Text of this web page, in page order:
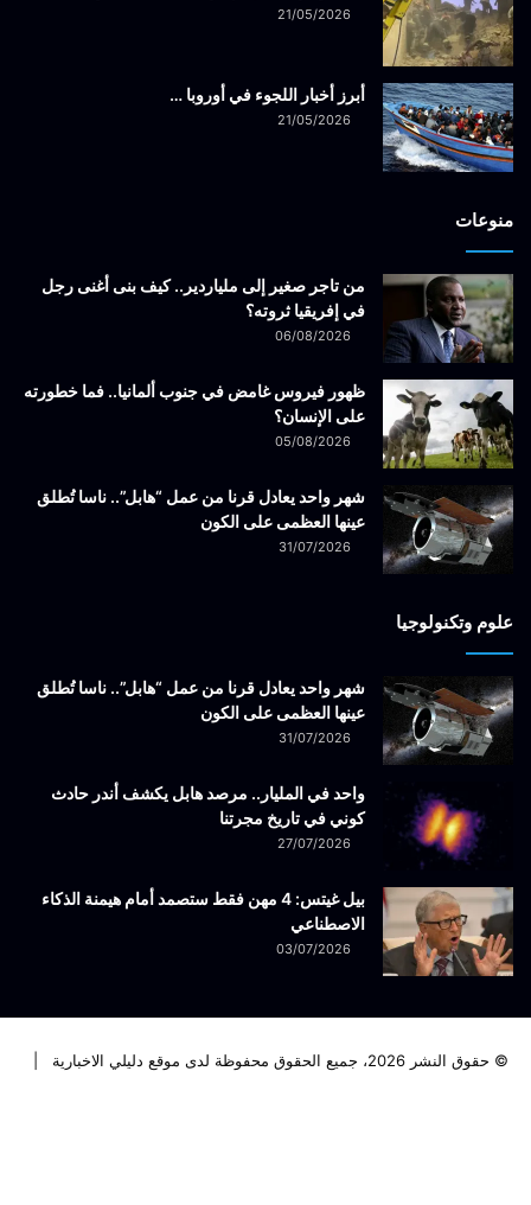
21/05/2026
أبرز أخبار اللجوء في أوروبا …
21/05/2026
منوعات
من تاجر صغير إلى ملياردير.. كيف بنى أغنى رجل
في إفريقيا ثروته؟
06/08/2026
ظهور فيروس غامض في جنوب ألمانيا.. فما خطورته
على الإنسان؟
05/08/2026
شهر واحد يعادل قرنا من عمل “هابل”.. ناسا تُطلق
عينها العظمى على الكون
31/07/2026
علوم وتكنولوجيا
شهر واحد يعادل قرنا من عمل “هابل”.. ناسا تُطلق
عينها العظمى على الكون
31/07/2026
واحد في المليار.. مرصد هابل يكشف أندر حادث
كوني في تاريخ مجرتنا
27/07/2026
بيل غيتس: 4 مهن فقط ستصمد أمام هيمنة الذكاء
الاصطناعي
03/07/2026
© حقوق النشر 2026، جميع الحقوق محفوظة لدى موقع دليلي الاخبارية |